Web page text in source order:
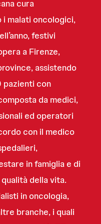
cura
malati oncologici,
festivi
a Firenze,
assistendo
pazienti con
da medici,
ed operatori
con il medico
in famiglia e di
della vita.
in oncologia,
branche, i quali